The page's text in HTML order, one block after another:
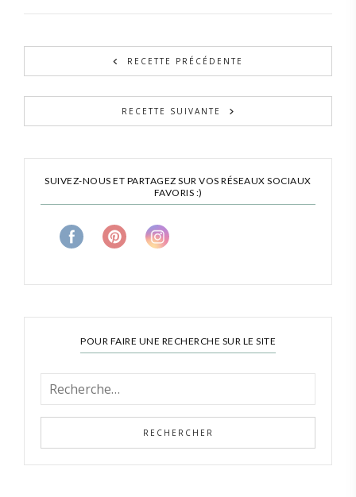
RECETTE PRÉCÉDENTE
RECETTE SUIVANTE
SUIVEZ-NOUS ET PARTAGEZ SUR VOS RÉSEAUX SOCIAUX
FAVORIS :)
POUR FAIRE UNE RECHERCHE SUR LE SITE